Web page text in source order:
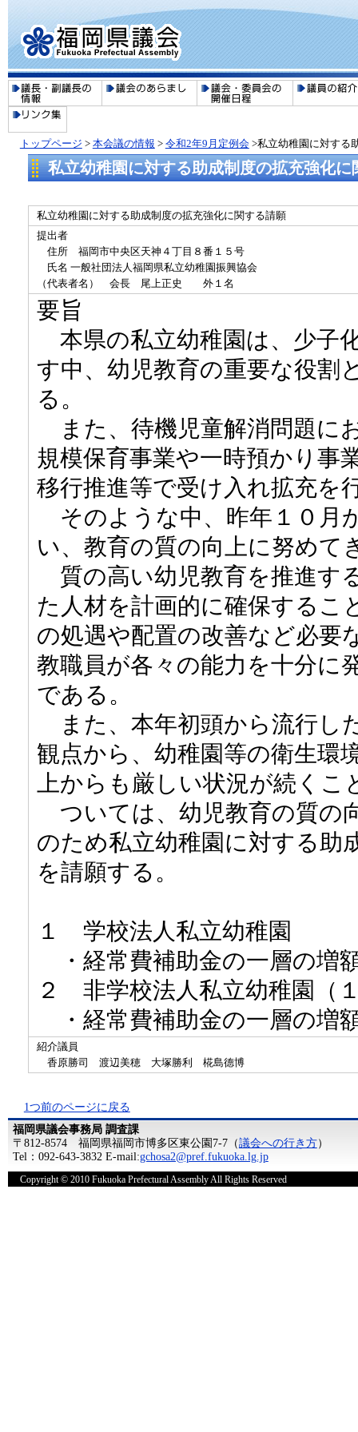
トップページ > 本会議の情報 > 令和2年9月定例会>私立幼稚園に対する
私立幼稚園に対する助成制度の拡充強化に
私立幼稚園に対する助成制度の拡充強化に関する請願
提出者
住所 福岡市中央区天神４丁目８番１５号
氏名 一般社団法人福岡県私立幼稚園振興協会
（代表者名） 会長 尾上正史 外１名
要旨
本県の私立幼稚園は、少子
す中、幼児教育の重要な役割
る。
また、待機児童解消問題に
規模保育事業や一時預かり事
移行推進等で受け入れ拡充を
そのような中、昨年１０月
い、教育の質の向上に努めて
質の高い幼児教育を推進す
た人材を計画的に確保するこ
の処遇や配置の改善など必要
教職員が各々の能力を十分に
である。
また、本年初頭から流行し
観点から、幼稚園等の衛生環
上からも厳しい状況が続くこ
ついては、幼児教育の質の
のため私立幼稚園に対する助
を請願する。
１ 学校法人私立幼稚園
・経常費補助金の一層の増
２ 非学校法人私立幼稚園（
・経常費補助金の一層の増
紹介議員
香原勝司 渡辺美穂 大塚勝利 椛島德博
1つ前のページに戻る
福岡県議会事務局 調査課
〒812-8574 福岡県福岡市博多区東公園7-7（議会への行き方）
Tel：092-643-3832 E-mail:gchosa2@pref.fukuoka.lg.jp
Copyright © 2010 Fukuoka Prefectural Assembly All Rights Reserved